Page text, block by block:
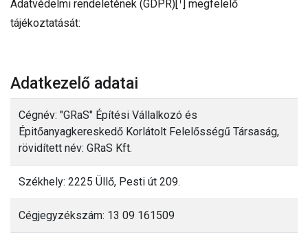
Adatvédelmi rendeletének (GDPR)[ ] megfelelő
tájékoztatását:
Adatkezelő adatai
Cégnév: "GRaS" Építési Vállalkozó és
Épitőanyagkereskedő Korlátolt Felelősségű Társaság,
rövidített név: GRaS Kft.
Székhely: 2225 Üllő, Pesti út 209.
Cégjegyzékszám: 13 09 161509